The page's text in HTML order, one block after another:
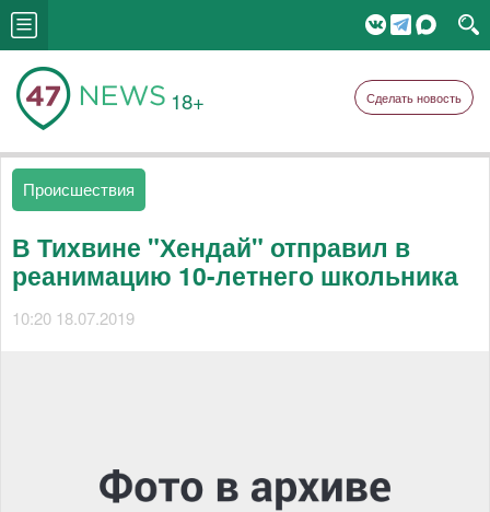
18+ Сделать новость
Происшествия
В Тихвине "Хендай" отправил в
реанимацию 10-летнего школьника
10:20 18.07.2019